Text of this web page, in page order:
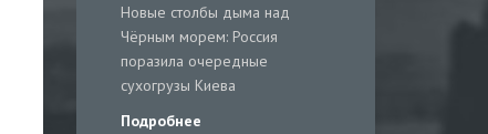
Новые столбы дыма над
Чёрным морем: Россия
поразила очередные
сухогрузы Киева
Подробнее